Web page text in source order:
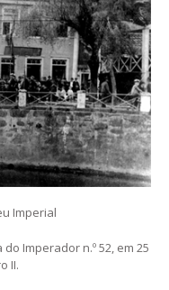
Imperial
Imperador n.º 52, em 25
II.